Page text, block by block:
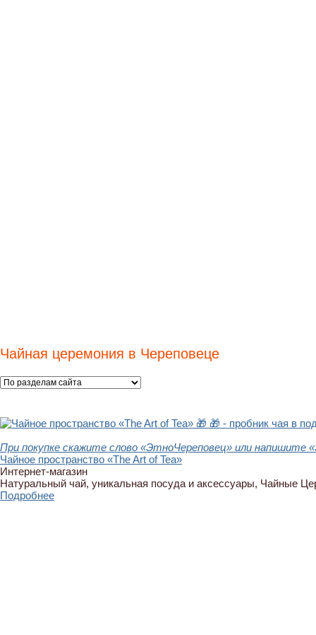
Чайная церемония в Череповеце
🎁 🎁 - пробник чая в
При покупке скажите слово «ЭтноЧереповец» или напишите
Чайное пространство «The Art of Tea»
Интернет-магазин
Натуральный чай, уникальная посуда и аксессуары, Чайные
Подробнее